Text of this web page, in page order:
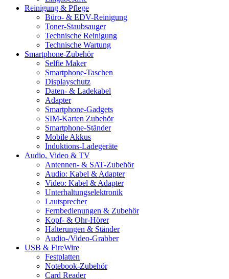
Reinigung & Pflege
Büro- & EDV-Reinigung
Toner-Staubsauger
Technische Reinigung
Technische Wartung
Smartphone-Zubehör
Selfie Maker
Smartphone-Taschen
Displayschutz
Daten- & Ladekabel
Adapter
Smartphone-Gadgets
SIM-Karten Zubehör
Smartphone-Ständer
Mobile Akkus
Induktions-Ladegeräte
Audio, Video & TV
Antennen- & SAT-Zubehör
Audio: Kabel & Adapter
Video: Kabel & Adapter
Unterhaltungselektronik
Lautsprecher
Fernbedienungen & Zubehör
Kopf- & Ohr-Hörer
Halterungen & Ständer
Audio-/Video-Grabber
USB & FireWire
Festplatten
Notebook-Zubehör
Card Reader